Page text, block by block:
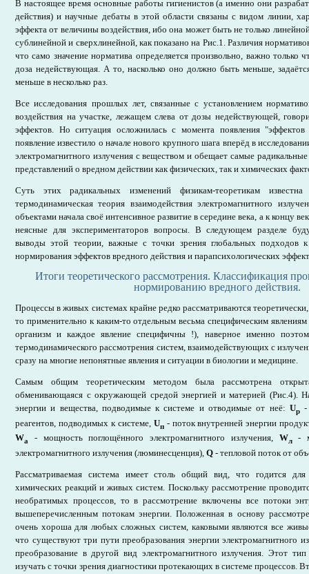
В настоящее время основные работы гигиенистов (а именно они
действия) и научные дебаты в этой области связаны с видом линии,
эффекта от величины воздействия, ибо она может быть не только
сублинейной и сверхлинейной, как показано на Рис.1. Различия
что само значение норматива определяется произвольно, важно
доза недействующая. А то, насколько оно должно быть меньше,
меньше в несколько раз.
Все исследования прошлых лет, связанные с установлением
воздействия на участке, лежащем слева от дозы недействующей,
эффектов. Но ситуация осложнилась с момента появления "эффектов
появление известило о начале нового крупного шага вперёд в
электромагнитного излучения с веществом и обещает самые
представлений о вредном действии как физических, так и химических
Суть этих радикальных изменений физикам-теоретикам
термодинамическая теория взаимодействия электромагнитного
объектами начала своё интенсивное развитие в середине века, а к концу
неясные для экспериментаторов вопросы. В следующем разделе
выводы этой теории, важные с точки зрения глобальных подходов
нормирования эффектов вредного действия и парапсихологических
Итоги теоретического рассмотрения. Классификация
нормированию вредного действия.
Процессы в живых системах крайне редко рассматриваются
то применительно к каким-то отдельным весьма специфическим
организм и каждое явление специфичны !), наверное именно
термодинамического рассмотрения систем, взаимодействующих с
сразу на многие непонятные явления и ситуации в биологии и медицине.
Самым общим теоретическим методом была рассмотрена
обменивающаяся с окружающей средой энергией и материей (Рис.4).
энергии и вещества, подводимые к системе и отводимые от неё: Uр-
реагентов, подводимых к системе, Uп - поток внутренней энергии
Wa - мощность поглощённого электромагнитного излучения, Wл-
электромагнитного излучения (люминесценция), Q - тепловой поток от
Рассматриваемая система имеет столь общий вид, что годится
химических реакций и живых систем. Поскольку рассмотрение
необратимых процессов, то в рассмотрение включены все потоки
вышеперечисленным потокам энергии. Положенная в основу
очень хороша для любых сложных систем, каковыми являются все
что существуют три пути преобразования энергии электромагнитного
преобразование в другой вид электромагнитного излучения. Этот
изучать с точки зрения диагностики протекающих в системе процессов.